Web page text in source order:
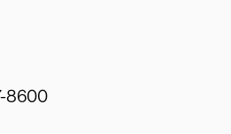
8600